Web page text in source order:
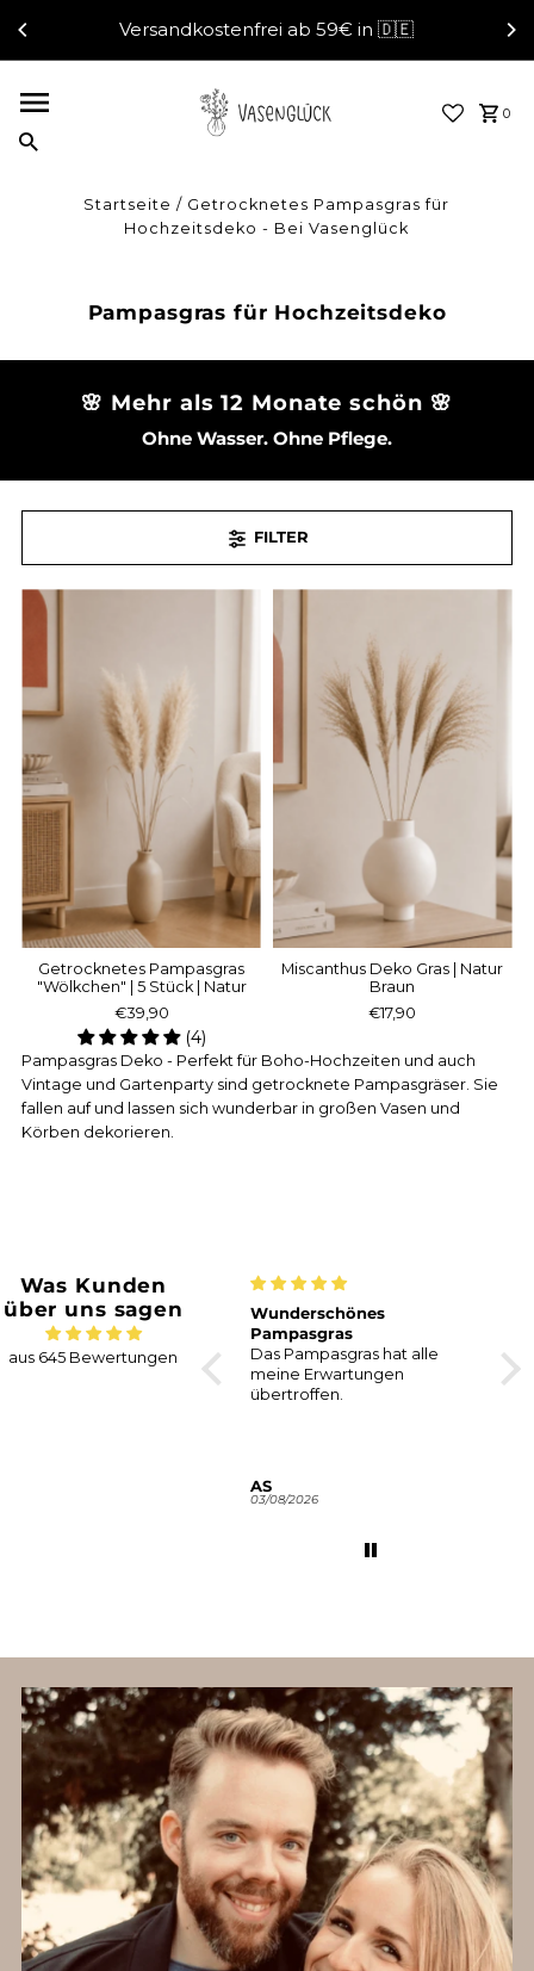
Direkt zum InhaltVersandkostenfrei ab 59€ in 🇩🇪
0
Startseite / Getrocknetes Pampasgras für
Hochzeitsdeko - Bei Vasenglück
Pampasgras für Hochzeitsdeko
🌸 Mehr als 12 Monate schön 🌸
Ohne Wasser. Ohne Pflege.
FILTER
Getrocknetes Pampasgras
"Wölkchen" | 5 Stück | Natur
€39,90
(4)
Miscanthus Deko Gras | Natur
Braun
€17,90
Pampasgras Deko - Perfekt für Boho-Hochzeiten und auch
Vintage und Gartenparty sind getrocknete Pampasgräser. Sie
fallen auf und lassen sich wunderbar in großen Vasen und
Körben dekorieren.
Was Kunden
über uns sagen
aus 645 Bewertungen
Hortensien | 1 Bund | Natur
Wunderschönes
Pampasgras
Das Pampasgras hat alle
meine Erwartungen
übertroffen.
AS
03/08/2026